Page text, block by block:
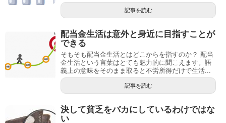
記事を読む
配当金生活は意外と身近に目指すことが
できる
そもそも配当金生活とはどこからを指すのか？ 配当
金生活という言葉はとても魅力的に聞こえます。語
義上の意味をそのまま取ると不労所得だけで生活...
記事を読む
決して貧乏をバカにしているわけではな
い